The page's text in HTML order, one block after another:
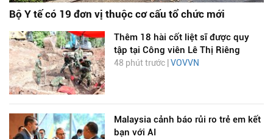
Bộ Y tế có 19 đơn vị thuộc cơ cấu tổ chức mới
Thêm 18 hài cốt liệt sĩ được quy
tập tại Công viên Lê Thị Riêng
48 phút trước |VOVVN
Malaysia cảnh báo rủi ro trẻ em kết
bạn với AI